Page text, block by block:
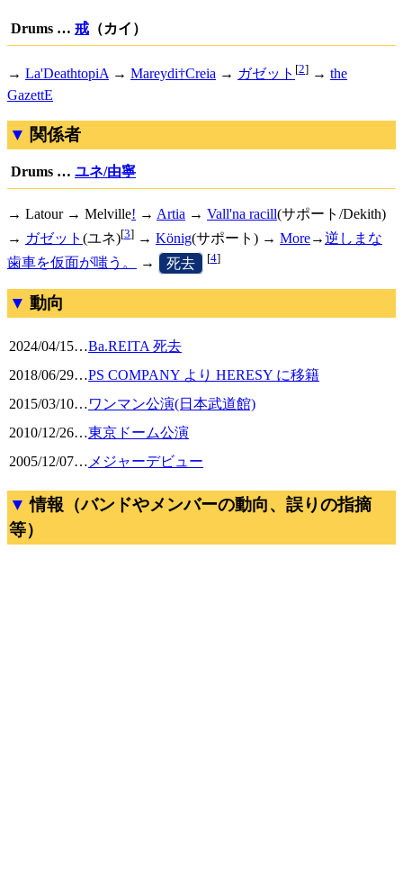
Drums … 戒 （カイ）
→ La'DeathtopiA → Mareydi†Creia → ガゼット [2] → the
GazettE
関係者
Drums … ユネ/由寧
→ Latour → Melville! → Artia → Vall'na racill(サポート/Dekith)
→ ガゼット (ユネ)[3] → König(サポート) → More→逆しまな
歯車を仮面が嗤う。
→ 死去 [4]
動向
2024/04/15…Ba.REITA 死去
2018/06/29…PS COMPANY より HERESY に移籍
2015/03/10…ワンマン公演(日本武道館)
2010/12/26…東京ドーム公演
2005/12/07… メジャーデビュー
情報（バンドやメンバーの動向、誤りの指摘
等）